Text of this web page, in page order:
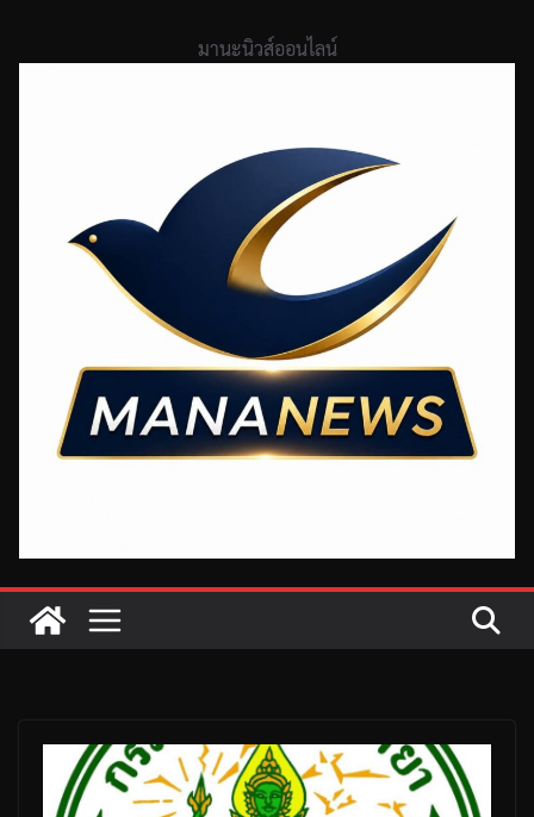
มานะนิวส์ออนไลน์